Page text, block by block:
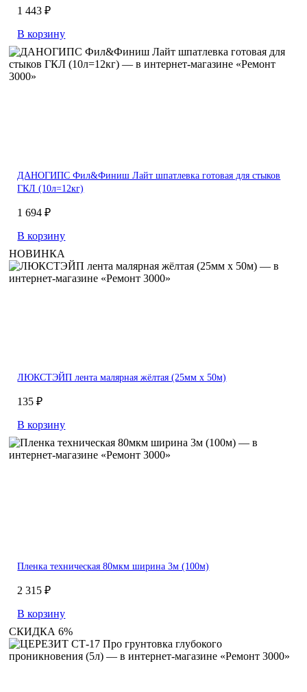
1 443 ₽
В корзину
ДАНОГИПС Фил&Финиш Лайт шпатлевка готовая для стыков
ГКЛ (10л=12кг)
1 694 ₽
В корзину
НОВИНКА
ЛЮКСТЭЙП лента малярная жёлтая (25мм х 50м)
135 ₽
В корзину
Пленка техническая 80мкм ширина 3м (100м)
2 315 ₽
В корзину
СКИДКА 6%